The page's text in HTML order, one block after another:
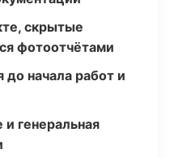
скрытые
фотоотчётами
начала работ и
и генеральная